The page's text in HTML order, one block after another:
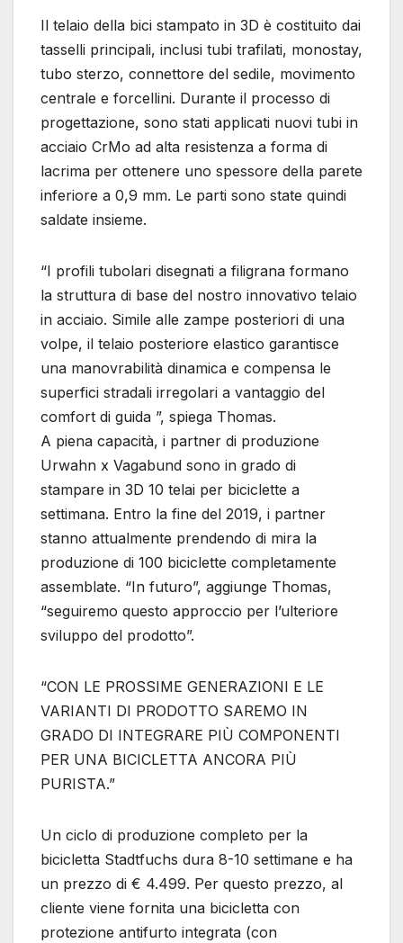
Il telaio della bici stampato in 3D è costituito dai
tasselli principali, inclusi tubi trafilati, monostay,
tubo sterzo, connettore del sedile, movimento
centrale e forcellini. Durante il processo di
progettazione, sono stati applicati nuovi tubi in
acciaio CrMo ad alta resistenza a forma di
lacrima per ottenere uno spessore della parete
inferiore a 0,9 mm. Le parti sono state quindi
saldate insieme.
“I profili tubolari disegnati a filigrana formano
la struttura di base del nostro innovativo telaio
in acciaio. Simile alle zampe posteriori di una
volpe, il telaio posteriore elastico garantisce
una manovrabilità dinamica e compensa le
superfici stradali irregolari a vantaggio del
comfort di guida ”, spiega Thomas.
A piena capacità, i partner di produzione
Urwahn x Vagabund sono in grado di
stampare in 3D 10 telai per biciclette a
settimana. Entro la fine del 2019, i partner
stanno attualmente prendendo di mira la
produzione di 100 biciclette completamente
assemblate. “In futuro”, aggiunge Thomas,
“seguiremo questo approccio per l’ulteriore
sviluppo del prodotto”.
“CON LE PROSSIME GENERAZIONI E LE
VARIANTI DI PRODOTTO SAREMO IN
GRADO DI INTEGRARE PIÙ COMPONENTI
PER UNA BICICLETTA ANCORA PIÙ
PURISTA.”
Un ciclo di produzione completo per la
bicicletta Stadtfuchs dura 8-10 settimane e ha
un prezzo di € 4.499. Per questo prezzo, al
cliente viene fornita una bicicletta con
protezione antifurto integrata (con